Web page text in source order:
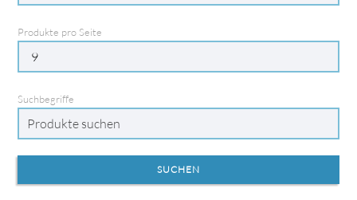
Produkte pro Seite
Suchbegriffe